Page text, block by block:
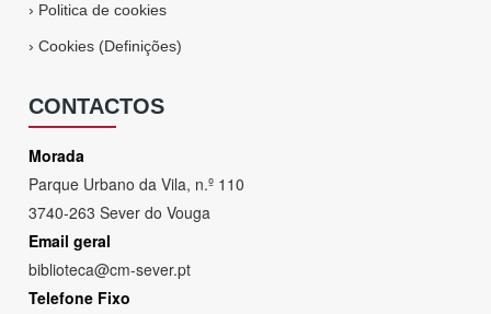
› Politica de cookies
›Cookies (Definições)
CONTACTOS
Morada
Parque Urbano da Vila, n.º 110
3740-263 Sever do Vouga
Email geral
biblioteca@cm-sever.pt
Telefone Fixo